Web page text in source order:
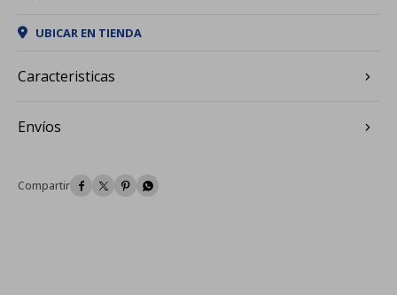
UBICAR EN TIENDA
Caracteristicas
Envíos
   